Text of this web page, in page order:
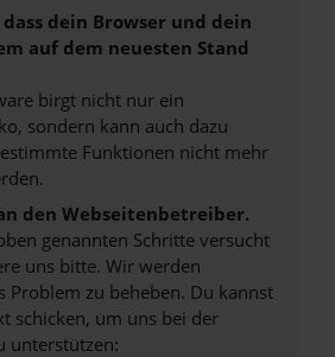
dein Browser und dein
auf dem neuesten Stand
birgt nicht nur ein
sondern kann auch dazu
Funktionen nicht mehr
den Webseitenbetreiber.
genannten Schritte versucht
uns bitte. Wir werden
Problem zu beheben. Du kannst
schicken, um uns bei der
unterstützen: